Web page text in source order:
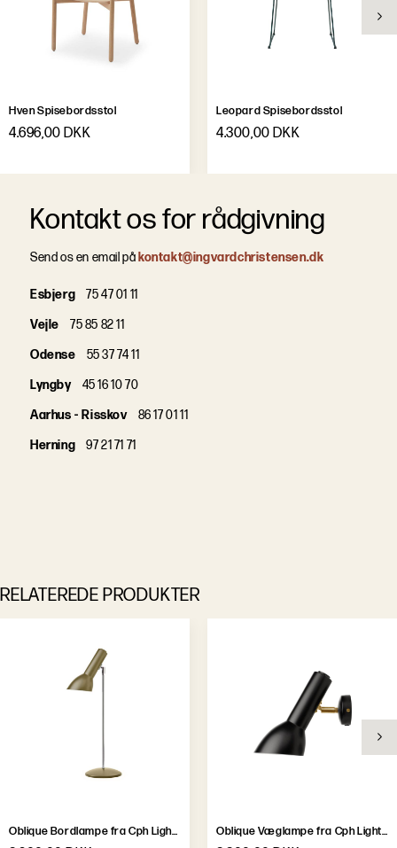
Leveringstid
Hven Spisebordsstol
4.696,00 DKK
Leopard Spisebordsstol
4.300,00 DKK
Kontakt os for rådgivning
Send os en email på kontakt@ingvardchristensen.dk
Esbjerg
75 47 01 11
Vejle
75 85 82 11
Odense
55 37 74 11
Lyngby
45 16 10 70
Aarhus - Risskov
86 17 01 11
Herning
97 21 71 71
RELATEREDE PRODUKTER
Oblique Bordlampe fra Cph Lighting Oblique Væglampe fra Cph Lighting